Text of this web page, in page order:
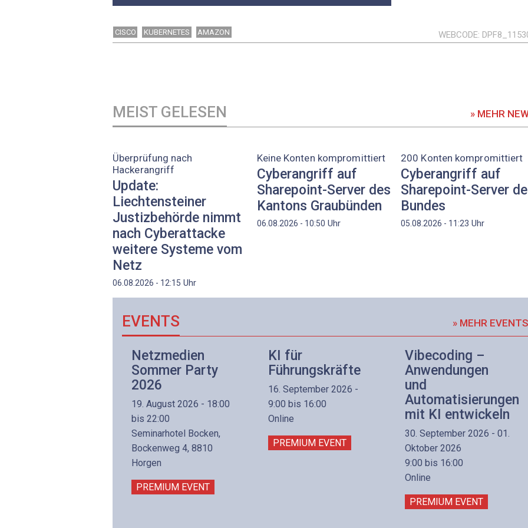
CISCO KUBERNETES AMAZON WEBCODE
MEIST GELESEN » MEHR
Überprüfung nach
Hackerangriff
Update:
Liechtensteiner
Justizbehörde nimmt
nach Cyberattacke
weitere Systeme vom
Netz
06.08.2026 - 12:15 Uhr
Keine Konten kompromittiert
Cyberangriff auf
Sharepoint-Server des
Kantons Graubünden
06.08.2026 - 10:50 Uhr
200 Konten kompromittiert
Cyberangriff auf
Sharepoint-Server
Bundes
05.08.2026 - 11:23 Uhr
EVENTS » MEHR EVENTS
Netzmedien
Sommer Party
2026
19. August 2026 - 18:00
bis 22:00
Seminarhotel Bocken,
Bockenweg 4, 8810
Horgen
PREMIUM EVENT
KI für
Führungskräfte
16. September 2026 -
9:00 bis 16:00
Online
PREMIUM EVENT
Vibecoding –
Anwendungen
und
Automatisierungen
mit KI entwickeln
30. September 2026 - 01.
Oktober 2026
9:00 bis 16:00
Online
PREMIUM EVENT